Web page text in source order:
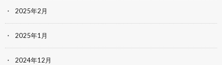
2025年2月
2025年1月
2024年12月